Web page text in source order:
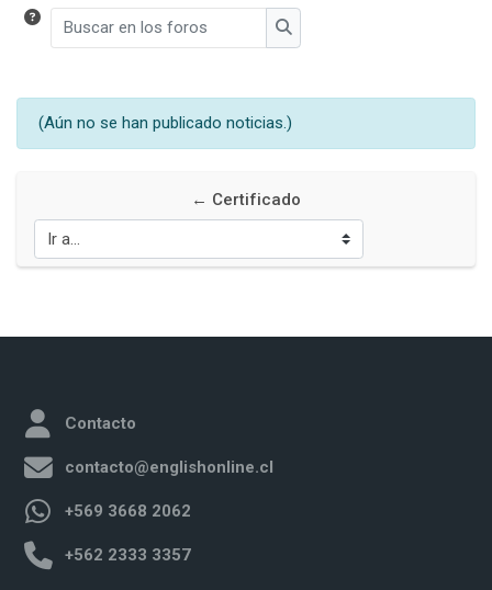
Buscar en los foros
Buscar en los foros
(Aún no se han publicado noticias.)
← Certificado
Ir a...
Contacto
contacto@englishonline.cl
+569 3668 2062
+562 2333 3357